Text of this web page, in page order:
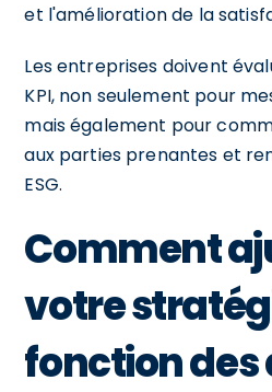
et l'amélioration de la
Les entreprises doivent
KPI, non seulement pour
mais également pour
aux parties prenantes et
ESG.
Comment
votre
fonction des